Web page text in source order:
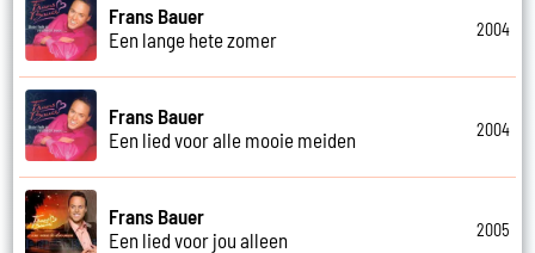
Frans Bauer
Een lange hete zomer
2004
Frans Bauer
Een lied voor alle mooie meiden
2004
Frans Bauer
Een lied voor jou alleen
2005